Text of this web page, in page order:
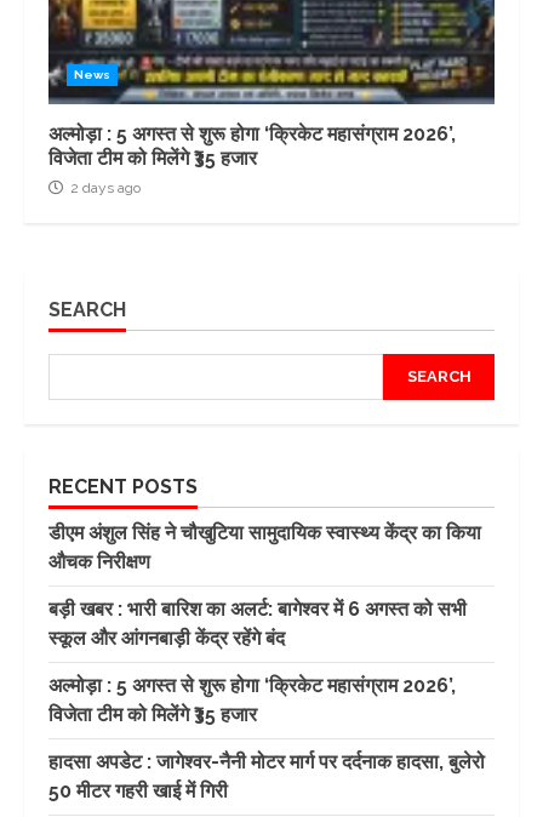
News
अल्मोड़ा : 5 अगस्त से शुरू होगा ‘क्रिकेट महासंग्राम 2026’,
विजेता टीम को मिलेंगे ₹35 हजार
2 days ago
SEARCH
SEARCH
RECENT POSTS
डीएम अंशुल सिंह ने चौखुटिया सामुदायिक स्वास्थ्य केंद्र का किया
औचक निरीक्षण
बड़ी खबर : भारी बारिश का अलर्ट: बागेश्वर में 6 अगस्त को सभी
स्कूल और आंगनबाड़ी केंद्र रहेंगे बंद
अल्मोड़ा : 5 अगस्त से शुरू होगा ‘क्रिकेट महासंग्राम 2026’,
विजेता टीम को मिलेंगे ₹35 हजार
हादसा अपडेट : जागेश्वर-नैनी मोटर मार्ग पर दर्दनाक हादसा, बुलेरो
50 मीटर गहरी खाई में गिरी